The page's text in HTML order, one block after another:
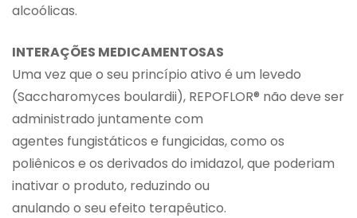
alcoólicas.
INTERAÇÕES MEDICAMENTOSAS
Uma vez que o seu princípio ativo é um levedo
(Saccharomyces boulardii), REPOFLOR® não deve ser
administrado juntamente com
agentes fungistáticos e fungicidas, como os
poliênicos e os derivados do imidazol, que poderiam
inativar o produto, reduzindo ou
anulando o seu efeito terapêutico.